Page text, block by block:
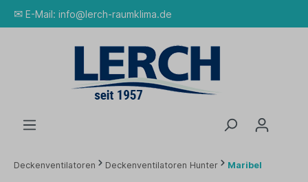
✉ E-Mail: info@lerch-raumklima.de
Deckenventilatoren Deckenventilatoren Hunter Maribel